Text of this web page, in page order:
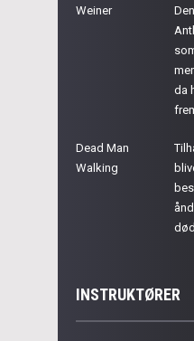
Weiner
da
Dead Man
Walking
INSTRUKTØRER